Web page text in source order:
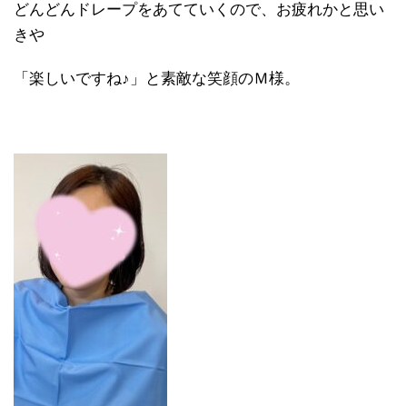
どんどんドレープをあてていくので、お疲れかと思い
きや
「楽しいですね♪」と素敵な笑顔のＭ様。